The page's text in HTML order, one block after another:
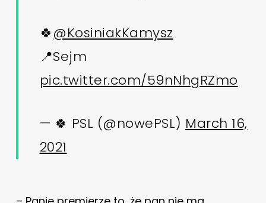
🍀@KosiniakKamysz
📍Sejm
pic.twitter.com/59nNhgRZmo
— 🍀 PSL (@nowePSL) March 16,
2021